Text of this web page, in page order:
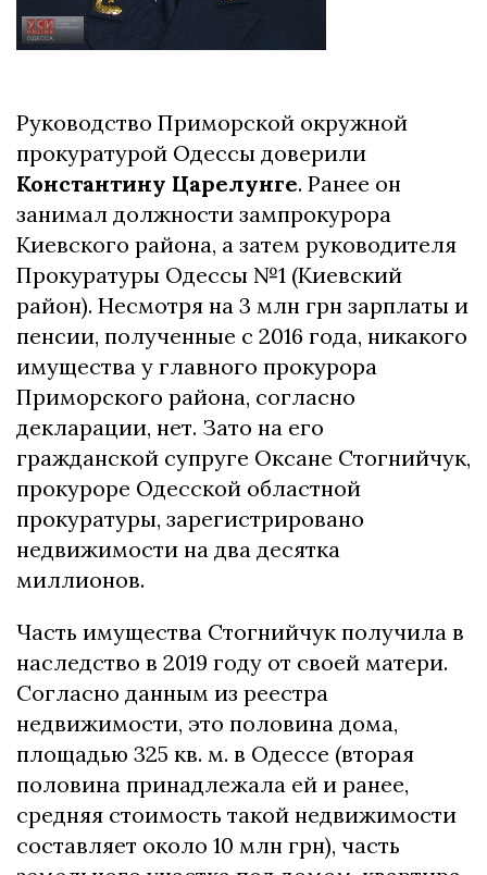
Руководство Приморской окружной
прокуратурой Одессы доверили
Константину Царелунге. Ранее он
занимал должности зампрокурора
Киевского района, а затем руководителя
Прокуратуры Одессы №1 (Киевский
район). Несмотря на 3 млн грн зарплаты и
пенсии, полученные с 2016 года, никакого
имущества у главного прокурора
Приморского района, согласно
декларации, нет. Зато на его
гражданской супруге Оксане Стогнийчук,
прокуроре Одесской областной
прокуратуры, зарегистрировано
недвижимости на два десятка
миллионов.
Часть имущества Стогнийчук получила в
наследство в 2019 году от своей матери.
Согласно данным из реестра
недвижимости, это половина дома,
площадью 325 кв. м. в Одессе (вторая
половина принадлежала ей и ранее,
средняя стоимость такой недвижимости
составляет около 10 млн грн), часть